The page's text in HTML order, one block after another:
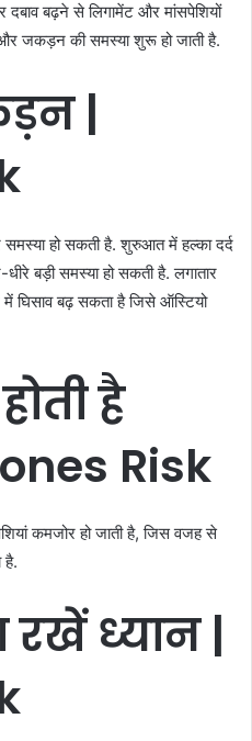
दबाव बढ़ने से लिगामेंट और मांसपेशियों
जकड़न की समस्या शुरू हो जाती है.
|
हो सकती है. शुरुआत में हल्का दर्द
बड़ी समस्या हो सकती है. लगातार
घिसाव बढ़ सकता है जिसे ऑस्टियो
होतीहै
Risk
कमजोर हो जाती है, जिस वजह से
है.
रखें ध्यान |